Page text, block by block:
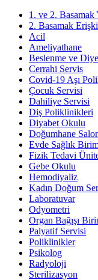
1. ve 2. Basamak
2. Basamak
Acil
Ameliyathane
Beslenme ve
Cerrahi Servis
Covid-19 Aşı
Çocuk Servisi
Dahiliye Servisi
Diş Poliklinikleri
Diyabet Okulu
Doğumhane
Evde Sağlık
Fizik Tedavi
Gebe Okulu
Hemodiyaliz
Kadın Doğum
Laboratuvar
Odyometri
Organ Bağışı
Palyatif Servisi
Poliklinikler
Psikolog
Radyoloji
Sterilizasyon